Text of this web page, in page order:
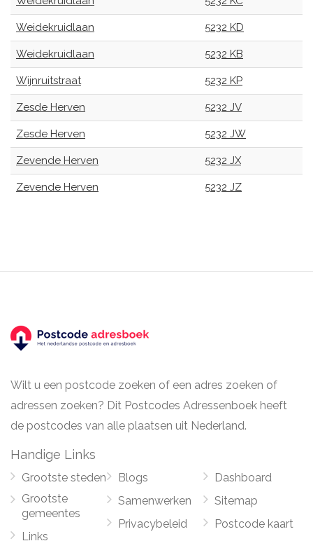
Weidekruidlaan 5232 KD
Weidekruidlaan 5232 KB
Wijnruitstraat 5232 KP
Zesde Herven 5232 JV
Zesde Herven 5232 JW
Zevende Herven 5232 JX
Zevende Herven 5232 JZ
Wilt u een postcode zoeken of een adres zoeken of
adressen zoeken? Dit Postcodes Adressenboek heeft
de postcodes van alle plaatsen uit Nederland.
Handige Links
Grootste steden
Grootste
gemeentes
Links
Blogs
Samenwerken
Privacybeleid
Dashboard
Sitemap
Postcode kaart